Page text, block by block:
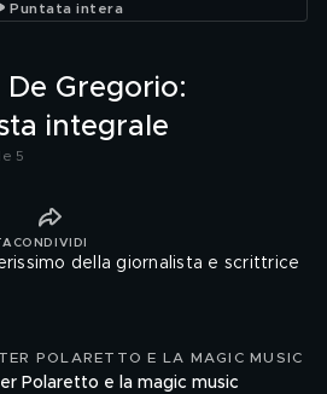
Puntata intera
De Gregorio:
integrale
5
CONDIVIDI
della giornalista e scrittrice
POLARETTO E LA MAGIC MUSIC
Polaretto e la magic music